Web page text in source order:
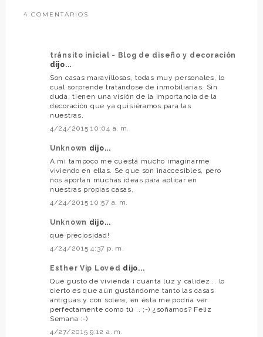
4 COMENTARIOS
tránsito inicial - Blog de diseño y decoración
dijo...
Son casas maravillosas, todas muy personales, lo
cuál sorprende tratándose de inmobiliarias. Sin
duda, tienen una visión de la importancia de la
decoración que ya quisiéramos para las
nuestras.
4/24/2015 10:04 a. m.
Unknown dijo...
A mi tampoco me cuesta mucho imaginarme
viviendo en ellas. Se que son inaccesibles, pero
nos aportan muchas ideas para aplicar en
nuestras propias casas.
4/24/2015 10:57 a. m.
Unknown dijo...
qué preciosidad!
4/24/2015 4:37 p. m.
Esther Vip Loved dijo...
Qué gusto de vivienda ¡ cuánta luz y calidez... lo
cierto es que aún gustándome tanto las casas
antiguas y con solera, en ésta me podría ver
perfectamente como tú .. ;-) ¿soñamos? Feliz
Semana :-)
4/27/2015 9:12 a. m.